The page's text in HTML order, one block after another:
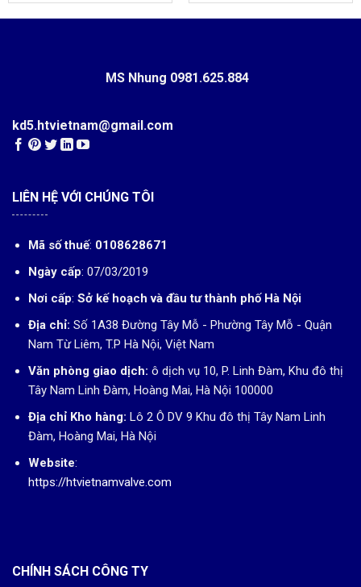
MS Nhung 0981.625.884
kd5.htvietnam@gmail.com
LIÊN HỆ VỚI CHÚNG TÔI
Mã số thuế: 0108628671
Ngày cấp: 07/03/2019
Nơi cấp: Sở kế hoạch và đầu tư thành phố Hà Nội
Địa chỉ: Số 1A38 Đường Tây Mỗ - Phường Tây Mỗ - Quận
Nam Từ Liêm, T.P Hà Nội, Việt Nam
Văn phòng giao dịch: ô dịch vụ 10, P. Linh Đàm, Khu đô thị
Tây Nam Linh Đàm, Hoàng Mai, Hà Nội 100000
Địa chỉ Kho hàng: Lô 2 Ô DV 9 Khu đô thị Tây Nam Linh
Đàm, Hoàng Mai, Hà Nội
Website:
https://htvietnamvalve.com
CHÍNH SÁCH CÔNG TY